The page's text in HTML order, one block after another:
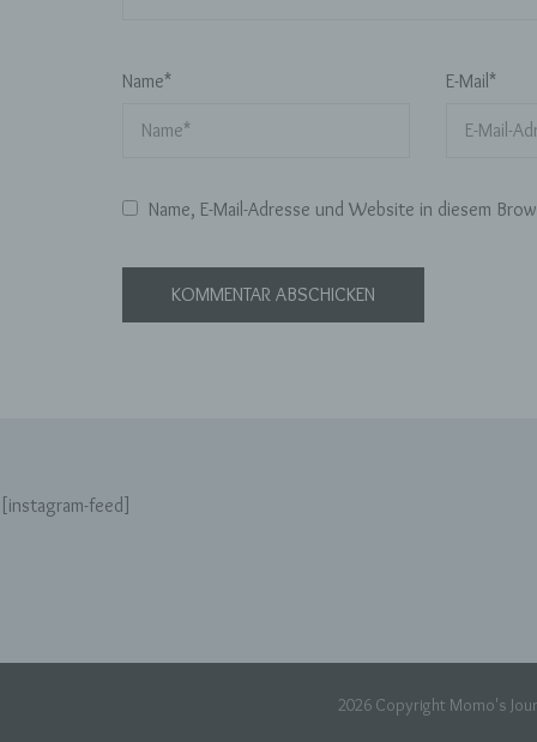
Name* E-Mail *
Name, E-Mail-Adresse und Website in diesem
[instagram-feed]
2026 Copyright Momo's
d)